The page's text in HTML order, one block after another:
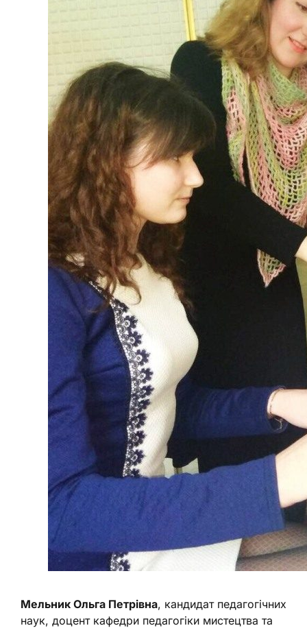
Мельник Ольга Петрівна, кандидат педагогічних
наук, доцент кафедри педагогіки мистецтва та